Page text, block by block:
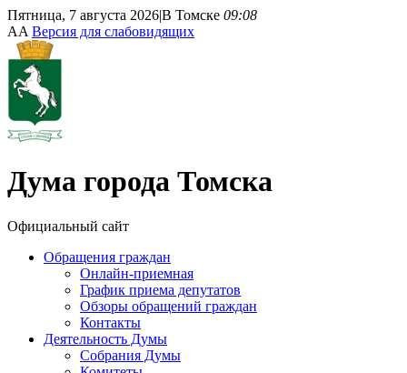
Пятница, 7 августа 2026|В Томске 09:08
AA Версия для слабовидящих
Дума города Томска
Официальный сайт
Обращения граждан
Онлайн-приемная
График приема депутатов
Обзоры обращений граждан
Контакты
Деятельность Думы
Собрания Думы